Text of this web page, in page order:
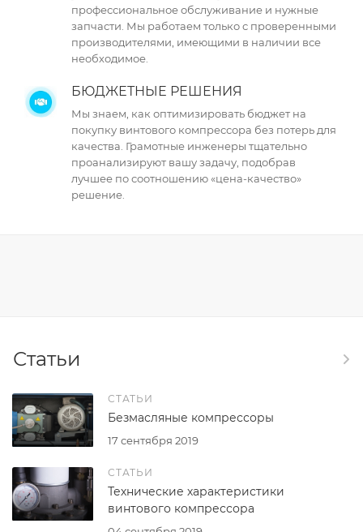
профессиональное обслуживание и нужные
запчасти. Мы работаем только с проверенными
производителями, имеющими в наличии все
необходимое.
БЮДЖЕТНЫЕ РЕШЕНИЯ
Мы знаем, как оптимизировать бюджет на
покупку винтового компрессора без потерь для
качества. Грамотные инженеры тщательно
проанализируют вашу задачу, подобрав
лучшее по соотношению «цена-качество»
решение.
Статьи
СТАТЬИ
17 сентября 2019
Безмасляные компрессоры
СТАТЬИ
Технические характеристики
винтового компрессора